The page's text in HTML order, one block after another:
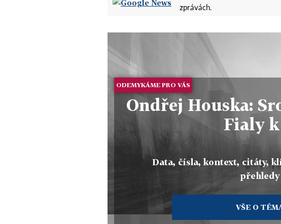
zprávách.
ODEMYKÁME PRO VÁS
Ondřej Houska:
Fialy k
Data, čísla, kontext, citáty,
přehledy
VŠE O